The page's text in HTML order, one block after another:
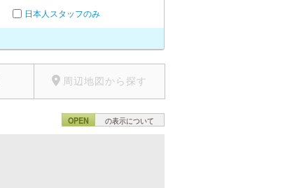
日本人スタッフのみ
周辺地図から探す
OPEN の表示について